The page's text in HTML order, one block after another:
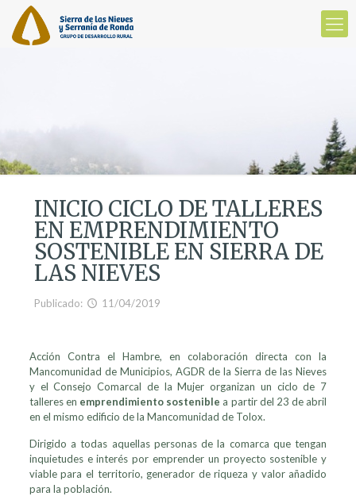
INICIO CICLO DE TALLERES
EN EMPRENDIMIENTO
SOSTENIBLE EN SIERRA DE
LAS NIEVES
Publicado: 11/04/2019
Acción Contra el Hambre, en colaboración directa con la
Mancomunidad de Municipios, AGDR de la Sierra de las Nieves
y el Consejo Comarcal de la Mujer organizan un ciclo de 7
talleres en emprendimiento sostenible a partir del 23 de abril
en el mismo edificio de la Mancomunidad de Tolox.
Dirigido a todas aquellas personas de la comarca que tengan
inquietudes e interés por emprender un proyecto sostenible y
viable para el territorio, generador de riqueza y valor añadido
para la población.